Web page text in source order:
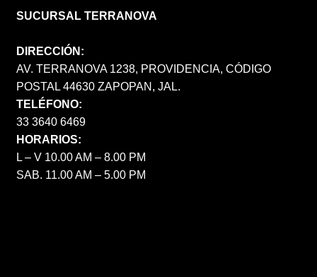
SUCURSAL TERRANOVA
DIRECCIÓN:
AV. TERRANOVA 1238, PROVIDENCIA, CÓDIGO
POSTAL 44630 ZAPOPAN, JAL.
TELÉFONO:
33 3640 6469
HORARIOS:
L – V 10.00 AM – 8.00 PM
SAB. 11.00 AM – 5.00 PM